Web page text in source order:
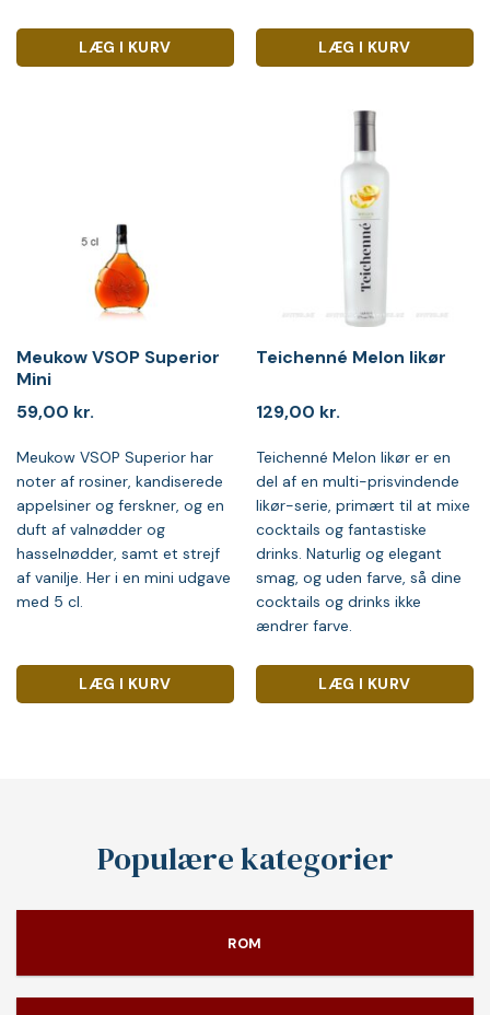
LÆG I KURV LÆG I KURV
Meukow VSOP Superior
Mini
59,00 kr.
Meukow VSOP Superior har
noter af rosiner, kandiserede
appelsiner og ferskner, og en
duft af valnødder og
hasselnødder, samt et strejf
af vanilje. Her i en mini udgave
med 5 cl.
LÆG I KURV
Teichenné Melon likør
129,00 kr.
Teichenné Melon likør er en
del af en multi-prisvindende
likør-serie, primært til at mixe
cocktails og fantastiske
drinks. Naturlig og elegant
smag, og uden farve, så dine
cocktails og drinks ikke
ændrer farve.
LÆG I KURV
Populære kategorier
ROM